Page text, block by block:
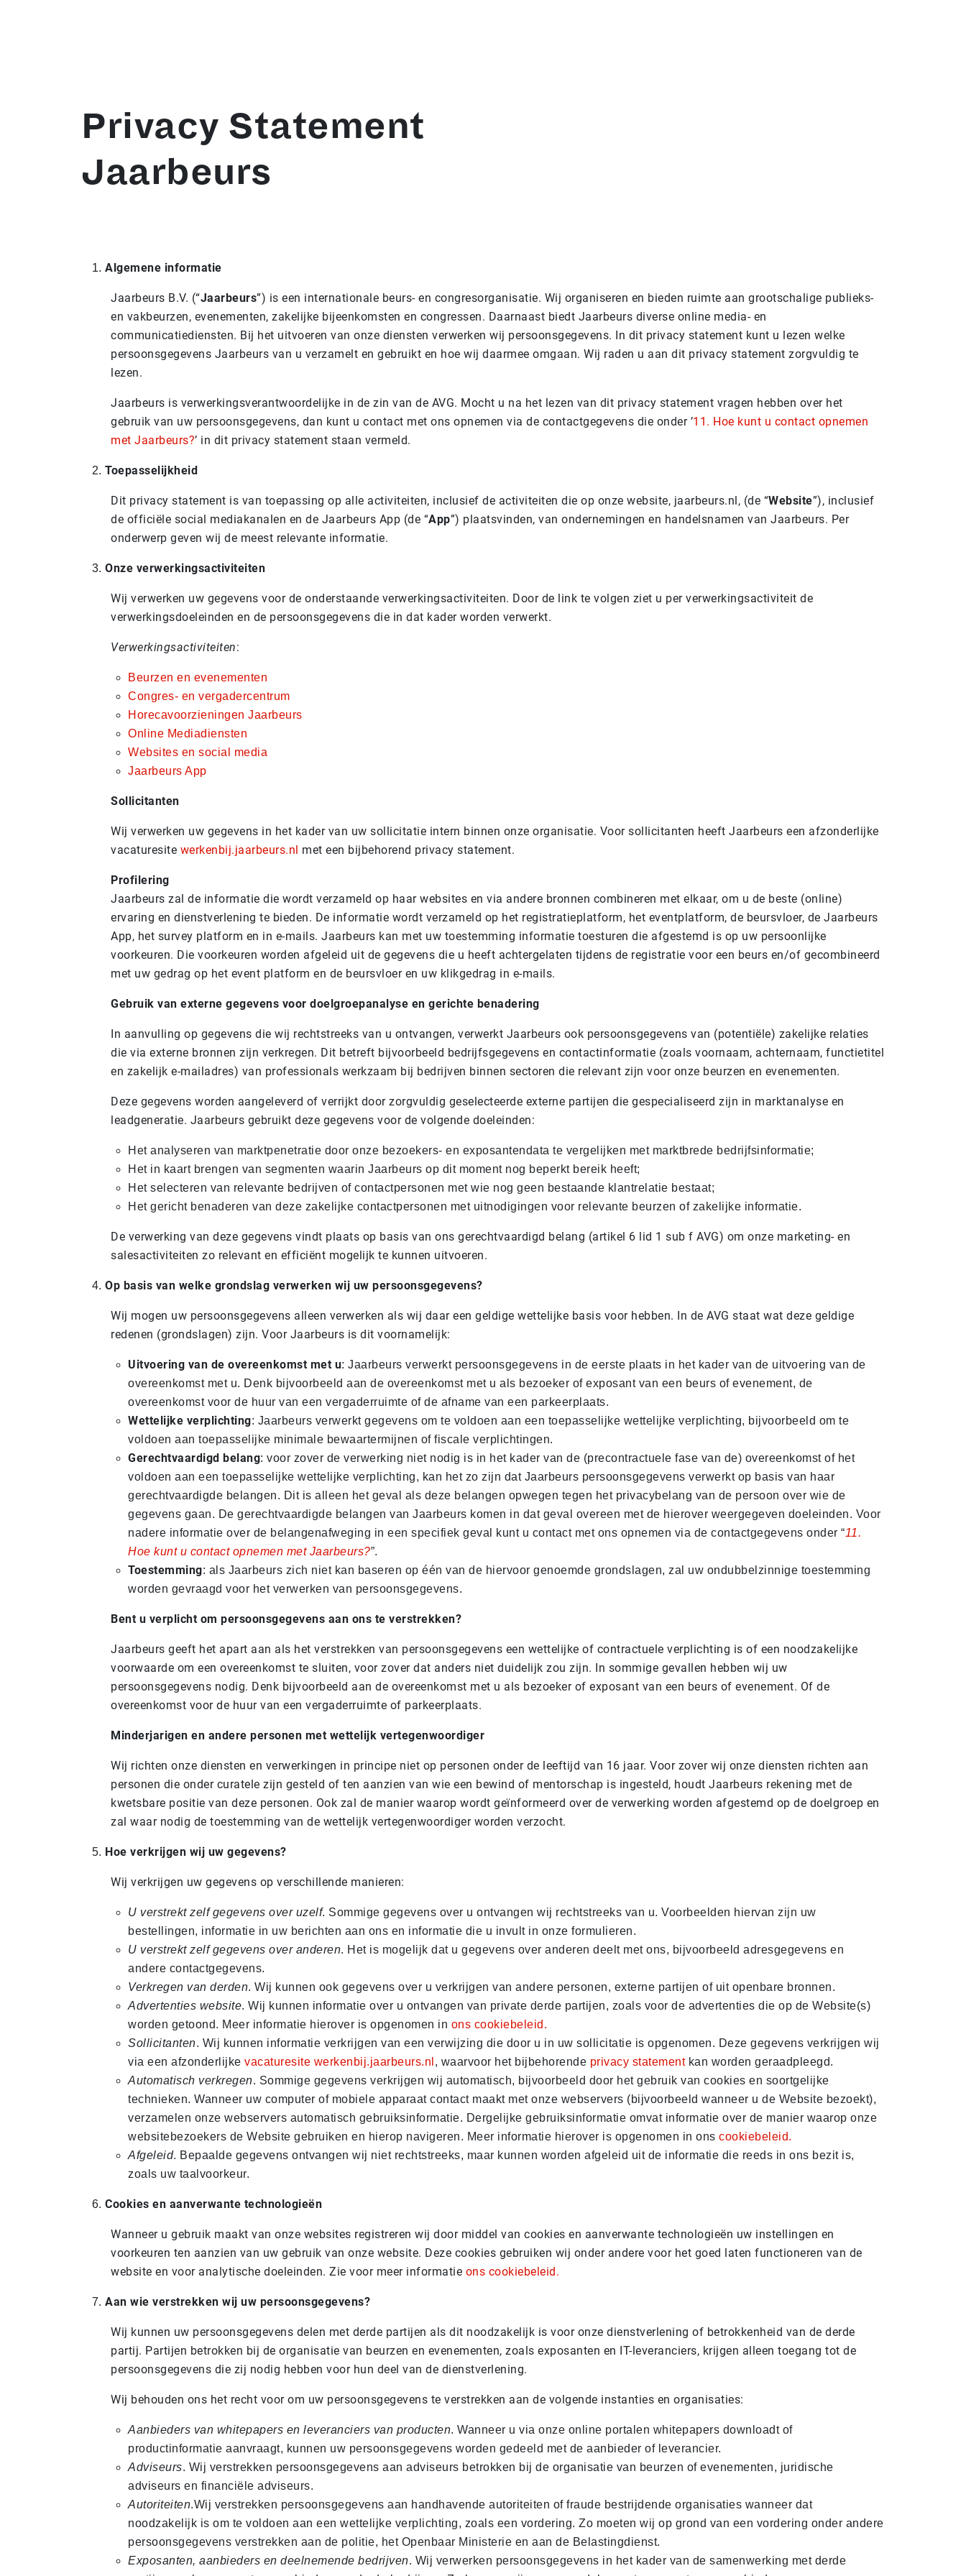
Privacy Statement
Jaarbeurs
Algemene informatie
Jaarbeurs B.V. (“Jaarbeurs”) is een internationale beurs- en congresorganisatie. Wij organiseren en bieden ruimte aan grootschalige publieks-
en vakbeurzen, evenementen, zakelijke bijeenkomsten en congressen. Daarnaast biedt Jaarbeurs diverse online media- en
communicatiediensten. Bij het uitvoeren van onze diensten verwerken wij persoonsgegevens. In dit privacy statement kunt u lezen welke
persoonsgegevens Jaarbeurs van u verzamelt en gebruikt en hoe wij daarmee omgaan. Wij raden u aan dit privacy statement zorgvuldig te
lezen.
Jaarbeurs is verwerkingsverantwoordelijke in de zin van de AVG. Mocht u na het lezen van dit privacy statement vragen hebben over het
gebruik van uw persoonsgegevens, dan kunt u contact met ons opnemen via de contactgegevens die onder ’11. Hoe kunt u contact opnemen
met Jaarbeurs?’ in dit privacy statement staan vermeld.
Toepasselijkheid
Dit privacy statement is van toepassing op alle activiteiten, inclusief de activiteiten die op onze website, jaarbeurs.nl, (de “Website”), inclusief
de officiële social mediakanalen en de Jaarbeurs App (de “App”) plaatsvinden, van ondernemingen en handelsnamen van Jaarbeurs. Per
onderwerp geven wij de meest relevante informatie.
Onze verwerkingsactiviteiten
Wij verwerken uw gegevens voor de onderstaande verwerkingsactiviteiten. Door de link te volgen ziet u per verwerkingsactiviteit de
verwerkingsdoeleinden en de persoonsgegevens die in dat kader worden verwerkt.
Verwerkingsactiviteiten:
Beurzen en evenementen
Congres- en vergadercentrum
Horecavoorzieningen Jaarbeurs
Online Mediadiensten
Websites en social media
Jaarbeurs App
Sollicitanten
Wij verwerken uw gegevens in het kader van uw sollicitatie intern binnen onze organisatie. Voor sollicitanten heeft Jaarbeurs een afzonderlijke
vacaturesite werkenbij.jaarbeurs.nl met een bijbehorend privacy statement.
Profilering
Jaarbeurs zal de informatie die wordt verzameld op haar websites en via andere bronnen combineren met elkaar, om u de beste (online)
ervaring en dienstverlening te bieden. De informatie wordt verzameld op het registratieplatform, het eventplatform, de beursvloer, de Jaarbeurs
App, het survey platform en in e-mails. Jaarbeurs kan met uw toestemming informatie toesturen die afgestemd is op uw persoonlijke
voorkeuren. Die voorkeuren worden afgeleid uit de gegevens die u heeft achtergelaten tijdens de registratie voor een beurs en/of gecombineerd
met uw gedrag op het event platform en de beursvloer en uw klikgedrag in e-mails.
Gebruik van externe gegevens voor doelgroepanalyse en gerichte benadering
In aanvulling op gegevens die wij rechtstreeks van u ontvangen, verwerkt Jaarbeurs ook persoonsgegevens van (potentiële) zakelijke relaties
die via externe bronnen zijn verkregen. Dit betreft bijvoorbeeld bedrijfsgegevens en contactinformatie (zoals voornaam, achternaam, functietitel
en zakelijk e-mailadres) van professionals werkzaam bij bedrijven binnen sectoren die relevant zijn voor onze beurzen en evenementen.
Deze gegevens worden aangeleverd of verrijkt door zorgvuldig geselecteerde externe partijen die gespecialiseerd zijn in marktanalyse en
leadgeneratie. Jaarbeurs gebruikt deze gegevens voor de volgende doeleinden:
Het analyseren van marktpenetratie door onze bezoekers- en exposantendata te vergelijken met marktbrede bedrijfsinformatie;
Het in kaart brengen van segmenten waarin Jaarbeurs op dit moment nog beperkt bereik heeft;
Het selecteren van relevante bedrijven of contactpersonen met wie nog geen bestaande klantrelatie bestaat;
Het gericht benaderen van deze zakelijke contactpersonen met uitnodigingen voor relevante beurzen of zakelijke informatie.
De verwerking van deze gegevens vindt plaats op basis van ons gerechtvaardigd belang (artikel 6 lid 1 sub f AVG) om onze marketing- en
salesactiviteiten zo relevant en efficiënt mogelijk te kunnen uitvoeren.
Op basis van welke grondslag verwerken wij uw persoonsgegevens?
Wij mogen uw persoonsgegevens alleen verwerken als wij daar een geldige wettelijke basis voor hebben. In de AVG staat wat deze geldige
redenen (grondslagen) zijn. Voor Jaarbeurs is dit voornamelijk:
Uitvoering van de overeenkomst met u: Jaarbeurs verwerkt persoonsgegevens in de eerste plaats in het kader van de uitvoering van de
overeenkomst met u. Denk bijvoorbeeld aan de overeenkomst met u als bezoeker of exposant van een beurs of evenement, de
overeenkomst voor de huur van een vergaderruimte of de afname van een parkeerplaats.
Wettelijke verplichting: Jaarbeurs verwerkt gegevens om te voldoen aan een toepasselijke wettelijke verplichting, bijvoorbeeld om te
voldoen aan toepasselijke minimale bewaartermijnen of fiscale verplichtingen.
Gerechtvaardigd belang: voor zover de verwerking niet nodig is in het kader van de (precontractuele fase van de) overeenkomst of het
voldoen aan een toepasselijke wettelijke verplichting, kan het zo zijn dat Jaarbeurs persoonsgegevens verwerkt op basis van haar
gerechtvaardigde belangen. Dit is alleen het geval als deze belangen opwegen tegen het privacybelang van de persoon over wie de
gegevens gaan. De gerechtvaardigde belangen van Jaarbeurs komen in dat geval overeen met de hierover weergegeven doeleinden. Voor
nadere informatie over de belangenafweging in een specifiek geval kunt u contact met ons opnemen via de contactgegevens onder “11.
Hoe kunt u contact opnemen met Jaarbeurs?”.
Toestemming: als Jaarbeurs zich niet kan baseren op één van de hiervoor genoemde grondslagen, zal uw ondubbelzinnige toestemming
worden gevraagd voor het verwerken van persoonsgegevens.
Bent u verplicht om persoonsgegevens aan ons te verstrekken?
Jaarbeurs geeft het apart aan als het verstrekken van persoonsgegevens een wettelijke of contractuele verplichting is of een noodzakelijke
voorwaarde om een overeenkomst te sluiten, voor zover dat anders niet duidelijk zou zijn. In sommige gevallen hebben wij uw
persoonsgegevens nodig. Denk bijvoorbeeld aan de overeenkomst met u als bezoeker of exposant van een beurs of evenement. Of de
overeenkomst voor de huur van een vergaderruimte of parkeerplaats.
Minderjarigen en andere personen met wettelijk vertegenwoordiger
Wij richten onze diensten en verwerkingen in principe niet op personen onder de leeftijd van 16 jaar. Voor zover wij onze diensten richten aan
personen die onder curatele zijn gesteld of ten aanzien van wie een bewind of mentorschap is ingesteld, houdt Jaarbeurs rekening met de
kwetsbare positie van deze personen. Ook zal de manier waarop wordt geïnformeerd over de verwerking worden afgestemd op de doelgroep en
zal waar nodig de toestemming van de wettelijk vertegenwoordiger worden verzocht.
Hoe verkrijgen wij uw gegevens?
Wij verkrijgen uw gegevens op verschillende manieren:
U verstrekt zelf gegevens over uzelf. Sommige gegevens over u ontvangen wij rechtstreeks van u. Voorbeelden hiervan zijn uw
bestellingen, informatie in uw berichten aan ons en informatie die u invult in onze formulieren.
U verstrekt zelf gegevens over anderen. Het is mogelijk dat u gegevens over anderen deelt met ons, bijvoorbeeld adresgegevens en
andere contactgegevens.
Verkregen van derden. Wij kunnen ook gegevens over u verkrijgen van andere personen, externe partijen of uit openbare bronnen.
Advertenties website. Wij kunnen informatie over u ontvangen van private derde partijen, zoals voor de advertenties die op de Website(s)
worden getoond. Meer informatie hierover is opgenomen in ons cookiebeleid.
Sollicitanten. Wij kunnen informatie verkrijgen van een verwijzing die door u in uw sollicitatie is opgenomen. Deze gegevens verkrijgen wij
via een afzonderlijke vacaturesite werkenbij.jaarbeurs.nl , waarvoor het bijbehorende privacy statementkan worden geraadpleegd.
Automatisch verkregen. Sommige gegevens verkrijgen wij automatisch, bijvoorbeeld door het gebruik van cookies en soortgelijke
technieken. Wanneer uw computer of mobiele apparaat contact maakt met onze webservers (bijvoorbeeld wanneer u de Website bezoekt),
verzamelen onze webservers automatisch gebruiksinformatie. Dergelijke gebruiksinformatie omvat informatie over de manier waarop onze
websitebezoekers de Website gebruiken en hierop navigeren. Meer informatie hierover is opgenomen in ons cookiebeleid.
Afgeleid. Bepaalde gegevens ontvangen wij niet rechtstreeks, maar kunnen worden afgeleid uit de informatie die reeds in ons bezit is,
zoals uw taalvoorkeur.
Cookies en aanverwante technologieën
Wanneer u gebruik maakt van onze websites registreren wij door middel van cookies en aanverwante technologieën uw instellingen en
voorkeuren ten aanzien van uw gebruik van onze website. Deze cookies gebruiken wij onder andere voor het goed laten functioneren van de
website en voor analytische doeleinden. Zie voor meer informatie ons cookiebeleid.
Aan wie verstrekken wij uw persoonsgegevens?
Wij kunnen uw persoonsgegevens delen met derde partijen als dit noodzakelijk is voor onze dienstverlening of betrokkenheid van de derde
partij. Partijen betrokken bij de organisatie van beurzen en evenementen, zoals exposanten en IT-leveranciers, krijgen alleen toegang tot de
persoonsgegevens die zij nodig hebben voor hun deel van de dienstverlening.
Wij behouden ons het recht voor om uw persoonsgegevens te verstrekken aan de volgende instanties en organisaties:
Aanbieders van whitepapers en leveranciers van producten. Wanneer u via onze online portalen whitepapers downloadt of
productinformatie aanvraagt, kunnen uw persoonsgegevens worden gedeeld met de aanbieder of leverancier.
Adviseurs. Wij verstrekken persoonsgegevens aan adviseurs betrokken bij de organisatie van beurzen of evenementen, juridische
adviseurs en financiële adviseurs.
Autoriteiten.Wij verstrekken persoonsgegevens aan handhavende autoriteiten of fraude bestrijdende organisaties wanneer dat
noodzakelijk is om te voldoen aan een wettelijke verplichting, zoals een vordering. Zo moeten wij op grond van een vordering onder andere
persoonsgegevens verstrekken aan de politie, het Openbaar Ministerie en aan de Belastingdienst.
Exposanten, aanbieders en deelnemende bedrijven. Wij verwerken persoonsgegevens in het kader van de samenwerking met derde